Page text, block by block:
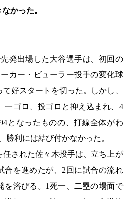
かった。
先発出場した大谷選手は、初回の
カー・ビューラー投手の変化球
好スタートを切った。しかし、
一ゴロ、投ゴロと抑え込まれ、4
となったものの、打線全体がわ
勝利には結び付かなかった。
任された佐々木投手は、立ち上が
合を進めたが、2回に試合の流れ
を浴びる。1死一、二塁の場面で